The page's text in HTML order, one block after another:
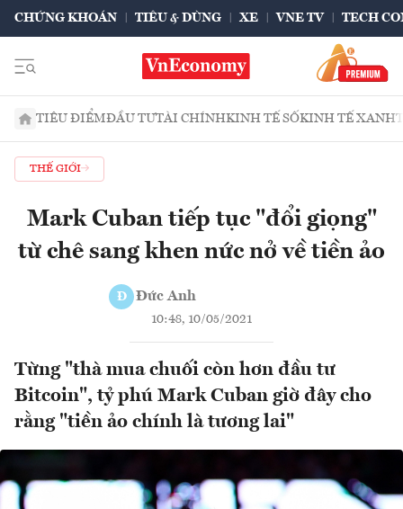
CHỨNG KHOÁN TIÊU & DÙNG XE VNE TV TECH
TIÊU ĐIỂMĐẦU TƯTÀI CHÍNHKINH TẾ SỐKINH TẾ XANH
THẾ GIỚI
Mark Cuban tiếp tục "đổi giọng"
từ chê sang khen nức nở về tiền ảo
Đ Đức Anh
10:48, 10/05/2021
Từng "thà mua chuối còn hơn đầu tư
Bitcoin", tỷ phú Mark Cuban giờ đây cho
rằng "tiền ảo chính là tương lai"